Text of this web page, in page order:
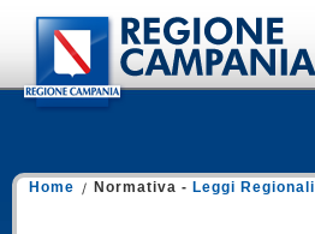
Home Normativa - Leggi Regionali